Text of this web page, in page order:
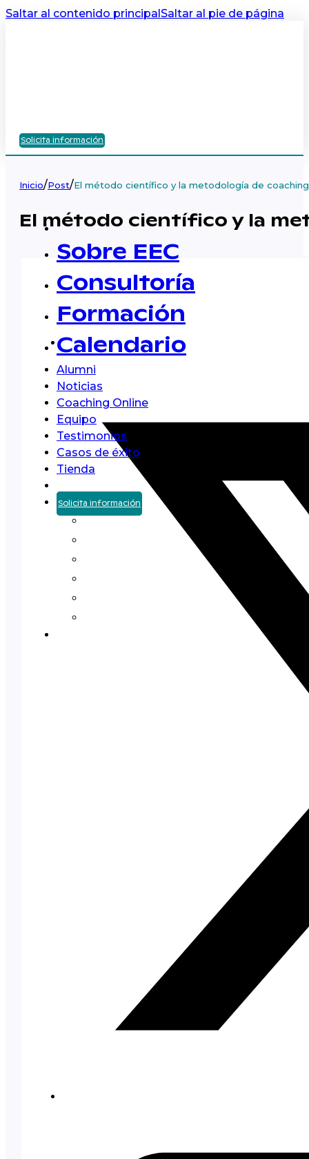
Saltar al contenido principalSaltar al pie de página
Solicita información
Sobre EEC
Consultoría
Formación
Calendario
Alumni
Noticias
Coaching Online
Equipo
Testimonios
Casos de éxito
Tienda
Solicita información
Inicio/Post/El método científico y la metodología de coaching
El método científico y la